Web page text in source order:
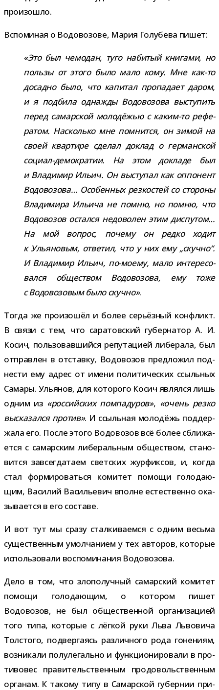
произошло.
Вспоминая о Водовозове, Мария Голубева пишет:
«Это был чемо­дан, туго наби­тый кни­гами, но
пользы от этого было мало кому. Мне как-​то
досадно было, что капи­тал про­па­дает даром,
и я под­била одна­жды Водовозова высту­пить
перед самар­ской моло­дё­жью с каким-​то рефе­
ра­том. Насколько мне пом­нится, он зимой на
своей квар­тире сде­лал доклад о гер­ман­ской
социал-​демократии. На этом докладе был
и Владимир Ильич. Он высту­пал как оппо­нент
Водовозова… Особенных рез­ко­стей со сто­роны
Владимира Ильича не помню, но помню, что
Водовозов остался недо­во­лен этим дис­пу­том…
На мой вопрос, почему он редко ходит
к Ульяновым, отве­тил, что у них ему „скучно“.
И Владимир Ильич, по-​моему, мало инте­ре­со­
вался обще­ством Водовозова, ему тоже
с Водовозовым было скучно».
Тогда же про­изо­шёл и более серьёз­ный кон­фликт.
В связи с тем, что сара­тов­ский губер­на­тор А. И.
Косич, поль­зо­вав­шийся репу­та­цией либе­рала, был
отправ­лен в отставку, Водовозов пред­ло­жил под­
не­сти ему адрес от имени поли­ти­че­ских ссыль­ных
Самары. Ульянов, для кото­рого Косич являлся лишь
одним из «рос­сий­ских пом­па­ду­ров», «очень резко
выска­зался про­тив». И ссыль­ная моло­дёжь под­дер­
жала его. После этого Водовозов всё более сбли­жа­
ется с самар­ским либе­раль­ным обще­ством, ста­но­
вится завсе­гда­таем свет­ских жур­фик­сов, и, когда
стал фор­ми­ро­ваться коми­тет помощи голо­да­ю­
щим, Василий Васильевич вполне есте­ственно ока­
зы­ва­ется в его составе.
И вот тут мы сразу стал­ки­ва­емся с одним весьма
суще­ствен­ным умол­ча­нием у тех авто­ров, кото­рые
исполь­зо­вали вос­по­ми­на­ния Водовозова.
Дело в том, что зло­по­луч­ный самар­ский коми­тет
помощи голо­да­ю­щим, о кото­ром пишет
Водовозов, не был обще­ствен­ной орга­ни­за­цией
того типа, кото­рые с лёг­кой руки Льва Львовича
Толстого, под­вер­га­ясь раз­лич­ного рода гоне­ниям,
воз­ни­кали полу­ле­гально и функ­ци­о­ни­ро­вали в про­
ти­во­вес пра­ви­тель­ствен­ным про­до­воль­ствен­ным
орга­нам. К такому типу в Самарской губер­нии при­